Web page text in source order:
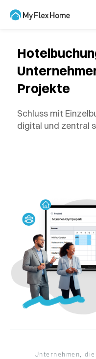
Projekte
Schluss mit
digital und zentral
Unternehmen,